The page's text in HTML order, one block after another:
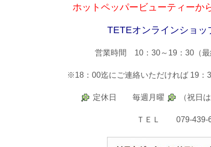
ホットペッパービューティーか
TETEオンラインショッ
営業時間 10：30～19：30（最
※18：00迄にご連絡いただければ 19：
定休日 毎週月曜 （祝日
ＴＥＬ 079-439-